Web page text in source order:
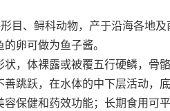
形目、鲟科动物，产于沿海各地
卵可做为鱼子酱。
，体裸露或被覆五行硬鳞，骨
跳跃，在水体的中下层活动，
容保健和药效功能；长期食用可